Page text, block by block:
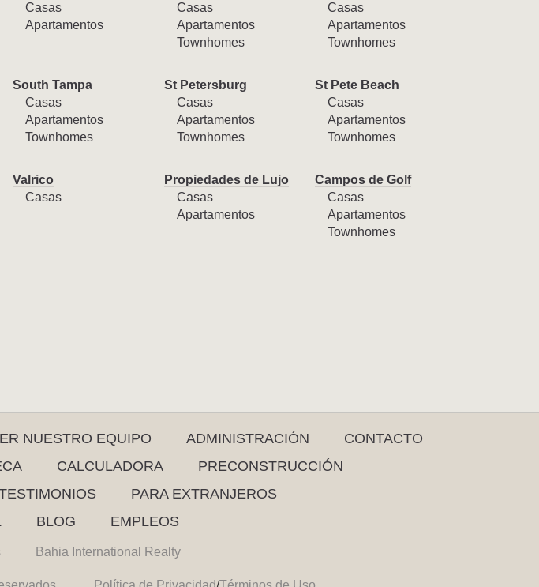
Casas
Apartamentos
Casas
Apartamentos
Townhomes
Casas
Apartamentos
Townhomes
South Tampa
Casas
Apartamentos
Townhomes
St Petersburg
Casas
Apartamentos
Townhomes
St Pete Beach
Casas
Apartamentos
Townhomes
Valrico
Casas
Propiedades de Lujo
Casas
Apartamentos
Campos de Golf
Casas
Apartamentos
Townhomes
NUESTRO EQUIPO ADMINISTRACIÓN
CONTACTO
CALCULADORA
PRECONSTRUCCIÓN
PARA EXTRANJEROS
BLOG EMPLEOS
Bahia International Realty